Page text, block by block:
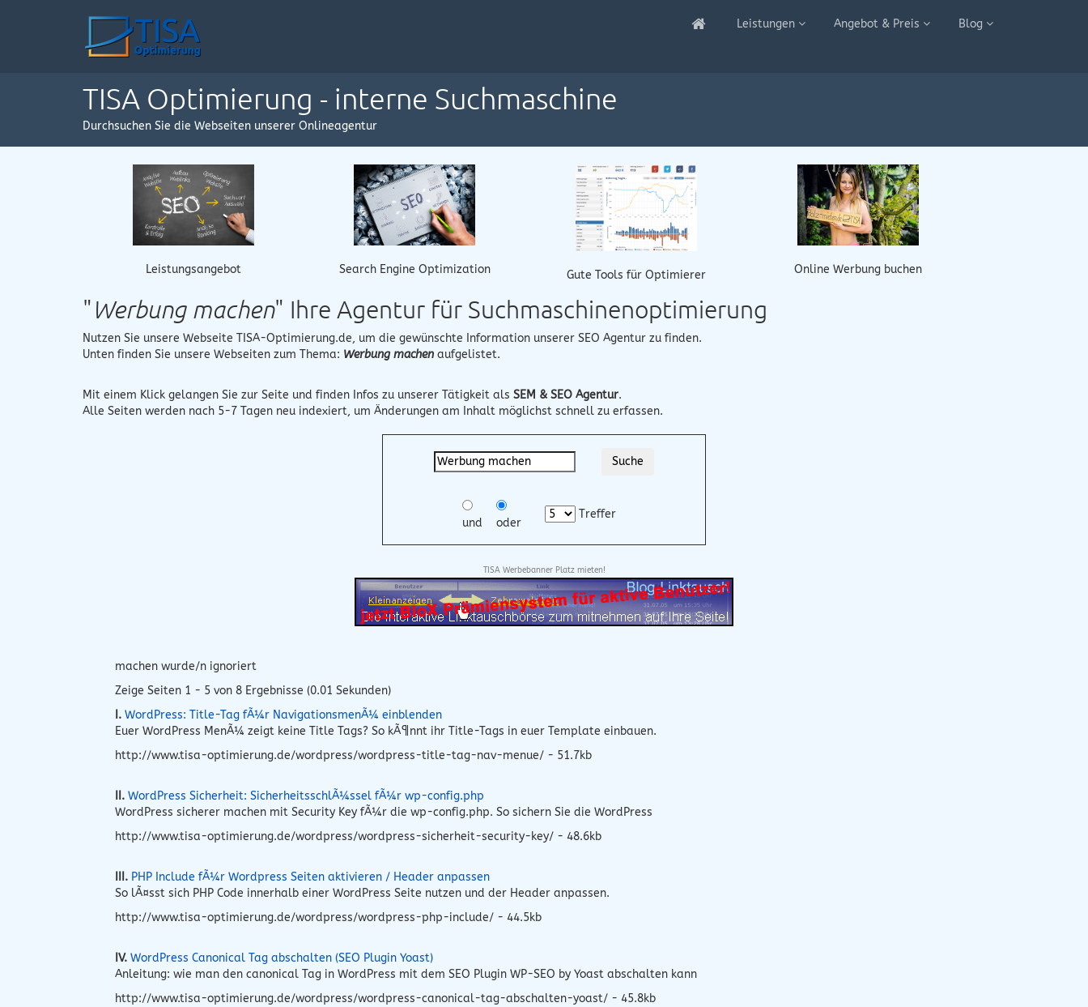
Leistungen Angebot & Preis Blog
TISA Optimierung - interne Suchmaschine
Durchsuchen Sie die Webseiten unserer Onlineagentur
Leistungsangebot Search Engine Optimization Gute Tools für Optimierer Online Werbung buchen
"Werbung machen" Ihre Agentur für Suchmaschinenoptimierung
Nutzen Sie unsere Webseite TISA-Optimierung.de, um die gewünschte Information unserer SEO Agentur zu finden.
Unten finden Sie unsere Webseiten zum Thema: Werbung machen aufgelistet.
Mit einem Klick gelangen Sie zur Seite und finden Infos zu unserer Tätigkeit als SEM & SEO Agentur.
Alle Seiten werden nach 5-7 Tagen neu indexiert, um Änderungen am Inhalt möglichst schnell zu erfassen.
und oder
Treffer
TISA Werbebanner Platz mieten!
machen wurde/n ignoriert
Zeige Seiten 1 - 5 von 8 Ergebnisse (0.01 Sekunden)
I. WordPress: Title-Tag fÃ¼r NavigationsmenÃ¼ einblenden
Euer WordPress MenÃ¼ zeigt keine Title Tags? So kÃ¶nnt ihr Title-Tags in euer Template einbauen.
http://www.tisa-optimierung.de/wordpress/wordpress-title-tag-nav-menue/ - 51.7kb
II. WordPress Sicherheit: SicherheitsschlÃ¼ssel fÃ¼r wp-config.php
WordPress sicherer machen mit Security Key fÃ¼r die wp-config.php. So sichern Sie die WordPress
http://www.tisa-optimierung.de/wordpress/wordpress-sicherheit-security-key/ - 48.6kb
III. PHP Include fÃ¼r Wordpress Seiten aktivieren / Header anpassen
So lÃ¤sst sich PHP Code innerhalb einer WordPress Seite nutzen und der Header anpassen.
http://www.tisa-optimierung.de/wordpress/wordpress-php-include/ - 44.5kb
IV. WordPress Canonical Tag abschalten (SEO Plugin Yoast)
Anleitung: wie man den canonical Tag in WordPress mit dem SEO Plugin WP-SEO by Yoast abschalten kann
http://www.tisa-optimierung.de/wordpress/wordpress-canonical-tag-abschalten-yoast/ - 45.8kb